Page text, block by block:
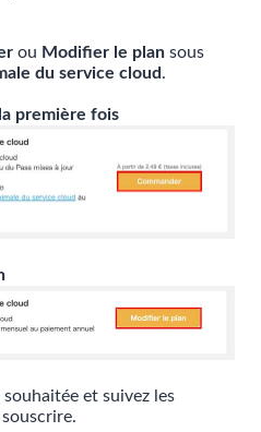
ou Modifier le plan sous
du service cloud.
première fois
et suivez les